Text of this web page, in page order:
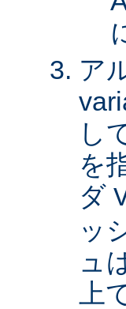
ア
し
を
ダ
ッ
ュ
上